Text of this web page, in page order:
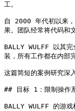
工。
自 2000 年代初以来，
果。团队经常将代码和
BALLY WULFF 以其完
装，所有工作都在内部
这篇简短的案例研究深
## 目标 1：限制操作
BALLY WULFF 的游戏